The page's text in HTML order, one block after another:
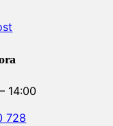
14:00
728